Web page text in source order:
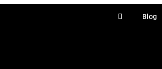
Blog